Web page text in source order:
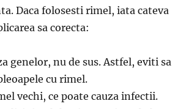
Daca folosesti rimel, iata cateva
sa corecta:
genelor, nu de sus. Astfel, eviti sa
cu rimel.
vechi, ce poate cauza infectii.